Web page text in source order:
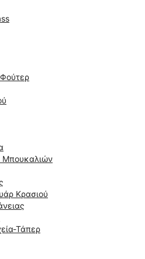
Μπουκαλιών
Κρασιού
Τάπερ